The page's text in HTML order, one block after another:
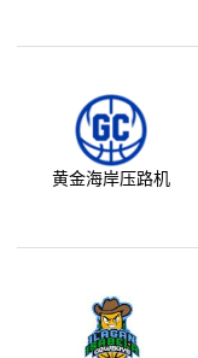
黄金海岸压路机